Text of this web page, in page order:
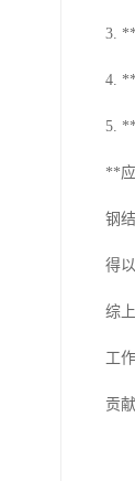
3.
4.
5.
**
钢
得
综
工
贡